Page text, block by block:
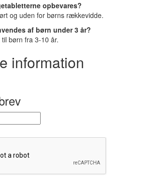
opbevares?
og uden for børns rækkevidde.
af børn under 3 år?
børn fra 3-10 år.
information